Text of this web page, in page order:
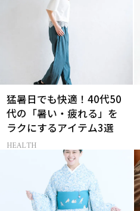
猛暑日でも快適！40代50
代の「暑い・疲れる」を
ラクにするアイテム3選
HEALTH